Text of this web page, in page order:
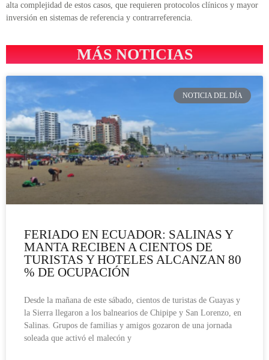
alta complejidad de estos casos, que requieren protocolos clínicos y mayor
inversión en sistemas de referencia y contrarreferencia.
MÁS NOTICIAS
NOTICIA DEL DÍA
FERIADO EN ECUADOR: SALINAS Y
MANTA RECIBEN A CIENTOS DE
TURISTAS Y HOTELES ALCANZAN 80
% DE OCUPACIÓN
Desde la mañana de este sábado, cientos de turistas de Guayas y
la Sierra llegaron a los balnearios de Chipipe y San Lorenzo, en
Salinas. Grupos de familias y amigos gozaron de una jornada
soleada que activó el malecón y